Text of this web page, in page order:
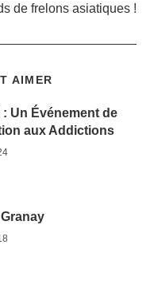
de frelons asiatiques !
AIMER
: Un Événement de
aux Addictions